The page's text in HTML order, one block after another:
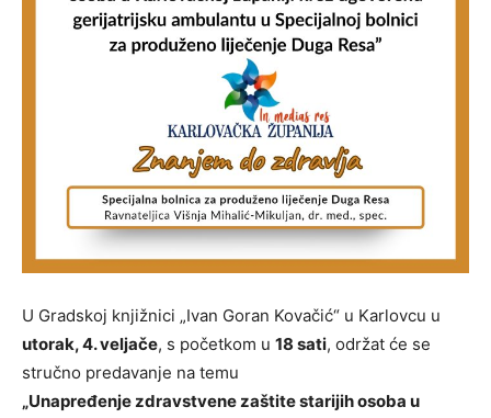
U Gradskoj knjižnici „Ivan Goran Kovačić“ u Karlovcu u
utorak, 4. veljače, s početkom u 18 sati, održat će se
stručno predavanje na temu
„Unapređenje zdravstvene zaštite starijih osoba u